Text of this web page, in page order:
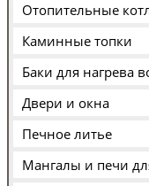
Отопительные
Каминные топки
Баки для нагрева
Двери и окна
Печное литье
Мангалы и печи